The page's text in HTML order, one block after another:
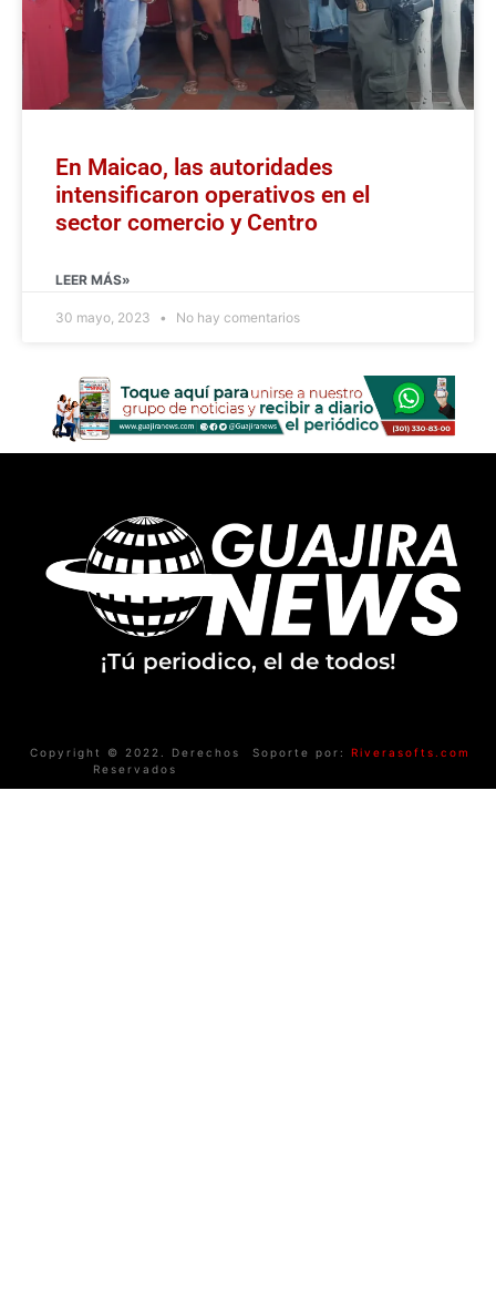
En Maicao, las autoridades
intensificaron operativos en el
sector comercio y Centro
LEER MÁS»
30 mayo, 2023 No hay comentarios
¡Tú periodico, el de todos!
Copyright © 2022. Derechos
Reservados
Soporte por: Riverasofts.com